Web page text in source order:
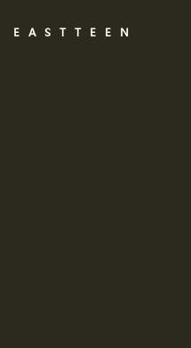
EASTTEEN